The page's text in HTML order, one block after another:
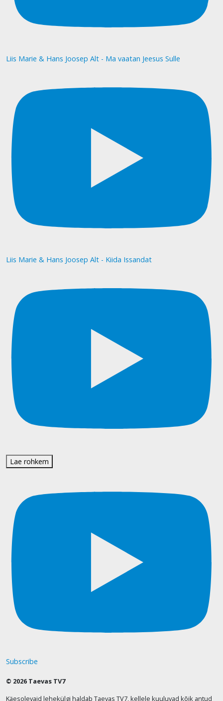
Liis Marie & Hans Joosep Alt - Ma vaatan Jeesus Sulle
Liis Marie & Hans Joosep Alt - Kiida Issandat
Lae rohkem
Subscribe
© 2026 Taevas TV7
Käesolevaid lehekülgi haldab Taevas TV7, kellele kuuluvad kõik antud